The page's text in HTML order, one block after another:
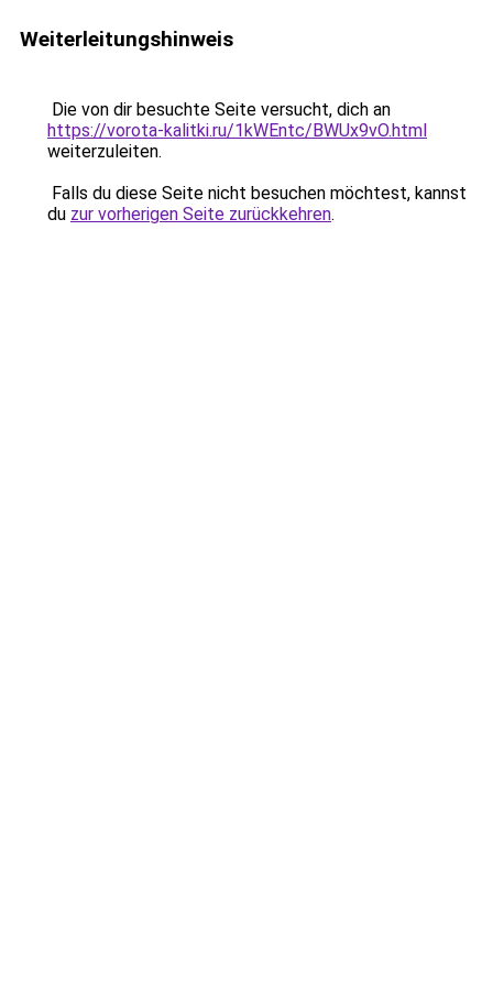
Weiterleitungshinweis
Die von dir besuchte Seite versucht, dich an
https://vorota-kalitki.ru/1kWEntc/BWUx9vO.html
weiterzuleiten.
Falls du diese Seite nicht besuchen möchtest, kannst
du zur vorherigen Seite zurückkehren.